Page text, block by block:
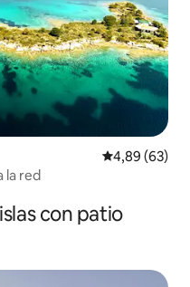
Calificación
4,89 (63)
la red
con patio